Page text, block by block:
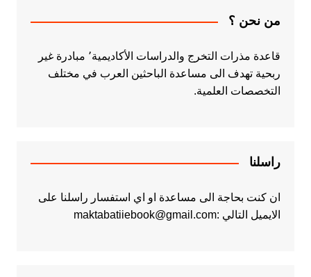
من نحن ؟
قاعدة مذرات التخرج والدراسات الأكاديمية٬ مبادرة غير
ربحية تهدف الى مساعدة الباحثين العرب في مختلف
التخصصات العلمية.
راسلنا
ان كنت بحاجة الى مساعدة او اي استفسار راسلنا على
الايميل التالي :maktabatiiebook@gmail.com